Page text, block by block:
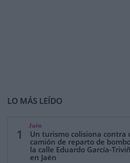
LO MÁS LEÍDO
1
Jaén
Un turismo colisiona contra
camión de reparto de
la calle Eduardo García-
en Jaén